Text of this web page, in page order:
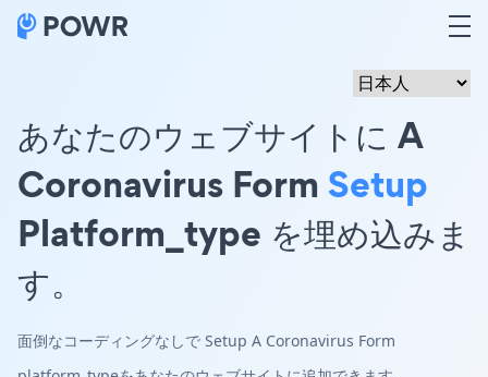
あなたのウェブサイトに A
Coronavirus Form Setup
Platform_type を埋め込みま
す。
面倒なコーディングなしで Setup A Coronavirus Form